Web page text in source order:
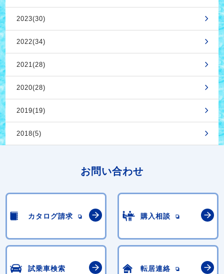
2023(30)
2022(34)
2021(28)
2020(28)
2019(19)
2018(5)
お問い合わせ
カタログ請求 購入相談
試乗車検索 転居連絡